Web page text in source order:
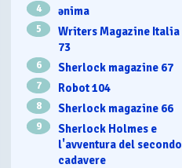
4 ənima
5
Writers Magazine Italia
73
6 Sherlock magazine 67
7 Robot 104
8 Sherlock magazine 66
9
Sherlock Holmes e
l'avventura del secondo
cadavere